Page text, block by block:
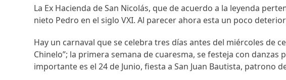
La Ex Hacienda de San Nicolás, que de acuerdo a la leyenda
nieto Pedro en el siglo VXI. Al parecer ahora esta un poco
Hay un carnaval que se celebra tres días antes del miércoles de
Chinelo”; la primera semana de cuaresma, se festeja con
importante es el 24 de Junio, fiesta a San Juan Bautista, patrono